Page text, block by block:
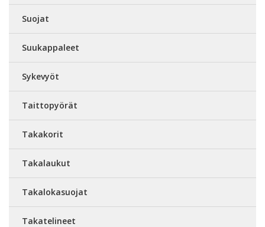
Suojat
Suukappaleet
Sykevyöt
Taittopyörät
Takakorit
Takalaukut
Takalokasuojat
Takatelineet